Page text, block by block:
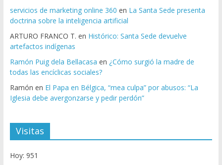
servicios de marketing online 360 en La Santa Sede presenta
doctrina sobre la inteligencia artificial
ARTURO FRANCO T. en Histórico: Santa Sede devuelve
artefactos indígenas
Ramón Puig dela Bellacasa en ¿Cómo surgió la madre de
todas las encíclicas sociales?
Ramón en El Papa en Bélgica, “mea culpa” por abusos: “La
Iglesia debe avergonzarse y pedir perdón”
Visitas
Hoy: 951